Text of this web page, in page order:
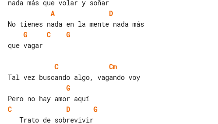
A
D
G
C
G
que vagar
C
Cm
G
C
D
G